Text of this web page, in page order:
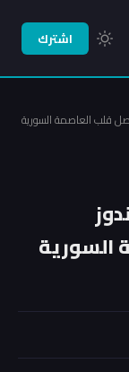
اشترك
يصل قلب العاصمة السورية
السورية